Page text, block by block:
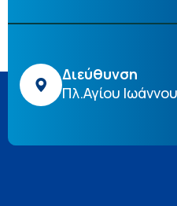
Διεύθυνση
Πλ.Αγίου